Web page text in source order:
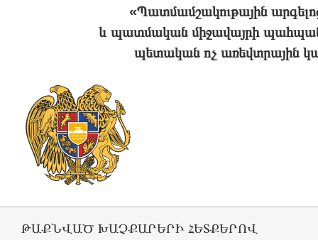
«Պատմամշակութային
և պատմական միջավայրի
պետական ոչ առեվտրային
ԹԱՔՆՎԱԾ ԽԱՉՔԱՐԵՐԻ ՀԵՏՔԵՐՈՎ